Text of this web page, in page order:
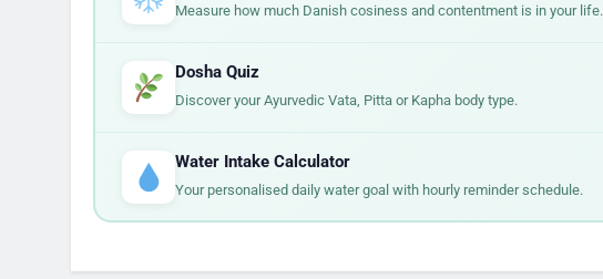
Measure how much Danish cosiness and contentment is in your life.
Dosha Quiz
Discover your Ayurvedic Vata, Pitta or Kapha body type.
Water Intake Calculator
Your personalised daily water goal with hourly reminder schedule.